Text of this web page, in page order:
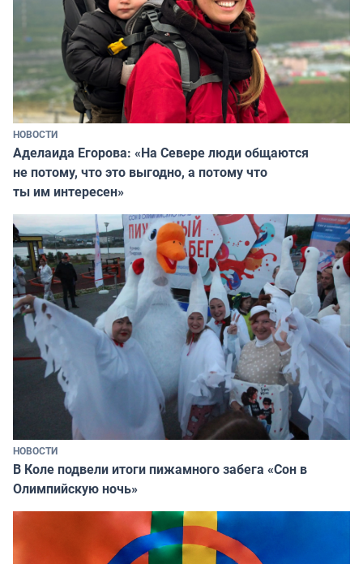
НОВОСТИ
Аделаида Егорова: «На Севере люди общаются
не потому, что это выгодно, а потому что
ты им интересен»
НОВОСТИ
В Коле подвели итоги пижамного забега «Сон в
Олимпийскую ночь»